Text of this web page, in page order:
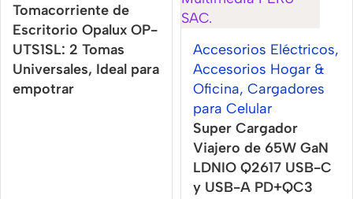
Tomacorriente de
Escritorio Opalux OP-
UTS1SL: 2 Tomas
Universales, Ideal para
empotrar
Accesorios Eléctricos,
Accesorios Hogar &
Oficina, Cargadores
para Celular
Super Cargador
Viajero de 65W GaN
LDNIO Q2617 USB-C
y USB-A PD+QC3